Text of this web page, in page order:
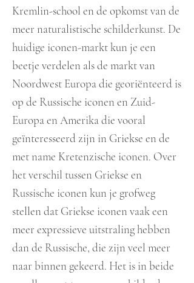
Kremlin-school en de opkomst van de
meer naturalistische schilderkunst. De
huidige iconen-markt kun je een
beetje verdelen als de markt van
Noordwest Europa die georiënteerd is
op de Russische iconen en Zuid-
Europa en Amerika die vooral
geïnteresseerd zijn in Griekse en de
met name Kretenzische iconen. Over
het verschil tussen Griekse en
Russische iconen kun je grofweg
stellen dat Griekse iconen vaak een
meer expressieve uitstraling hebben
dan de Russische, die zijn veel meer
naar binnen gekeerd. Het is in beide